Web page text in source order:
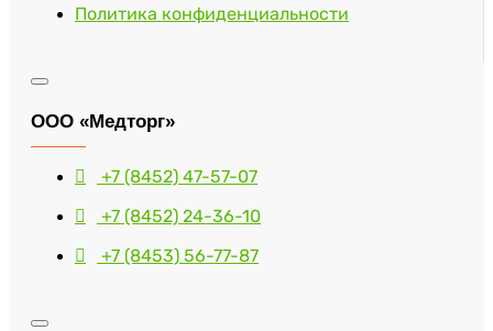
Политика конфиденциальности
ООО «Медторг»
+7 (8452) 47-57-07
+7 (8452) 24-36-10
+7 (8453) 56-77-87